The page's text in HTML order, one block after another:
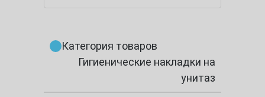
Категория товаров
Гигиенические накладки на
унитаз